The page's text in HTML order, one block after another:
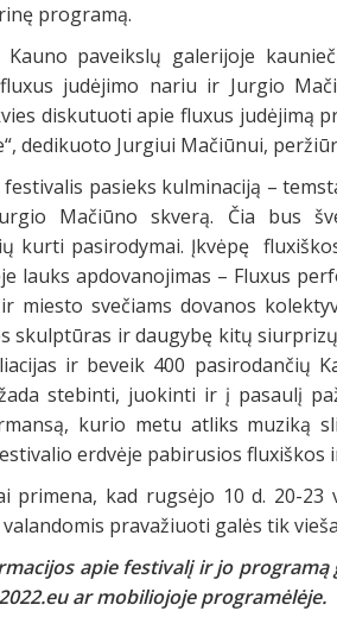
programą.
Kauno paveikslų galerijoje
judėjimo nariu ir Jurgio
diskutuoti apie fluxus judėjimą
dedikuoto Jurgiui Mačiūnui,
festivalis pasieks kulminaciją –
Mačiūno skverą. Čia bus
kurti pasirodymai. Įkvėpę
lauks apdovanojimas – Fluxus
miesto svečiams dovanos
skulptūras ir daugybę kitų
ir beveik 400 pasirodančių
stebinti, juokinti ir į pasaulį
kurio metu atliks muziką
erdvėje pabirusios fluxiškos
primena, kad rugsėjo 10 d. 20-23
pravažiuoti galės tik
apie festivalį ir jo programą
ar mobiliojoje programėlėje.